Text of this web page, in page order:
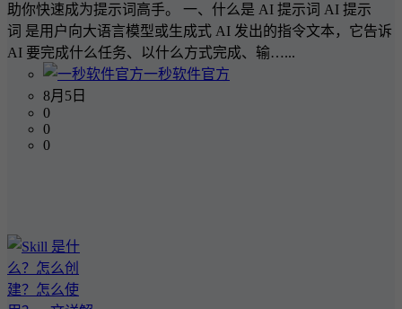
助你快速成为提示词高手。 一、什么是 AI 提示词 AI 提示
词 是用户向大语言模型或生成式 AI 发出的指令文本，它告诉
AI 要完成什么任务、以什么方式完成、输…...
一秒软件官方
8月5日
0
0
0